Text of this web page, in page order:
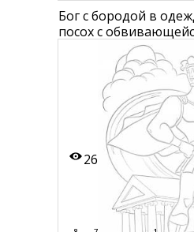
Бог с бородой в
посох с
26